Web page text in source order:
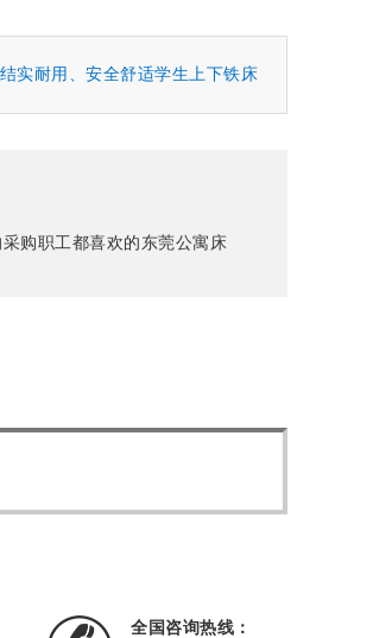
实耐用、安全舒适学生上下铁床
购职工都喜欢的东莞公寓床
全国咨询热线：